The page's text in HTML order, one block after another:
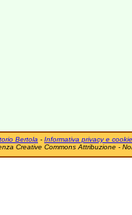
Bertola - Informativa privacy e cookie
Creative Commons Attribuzione -